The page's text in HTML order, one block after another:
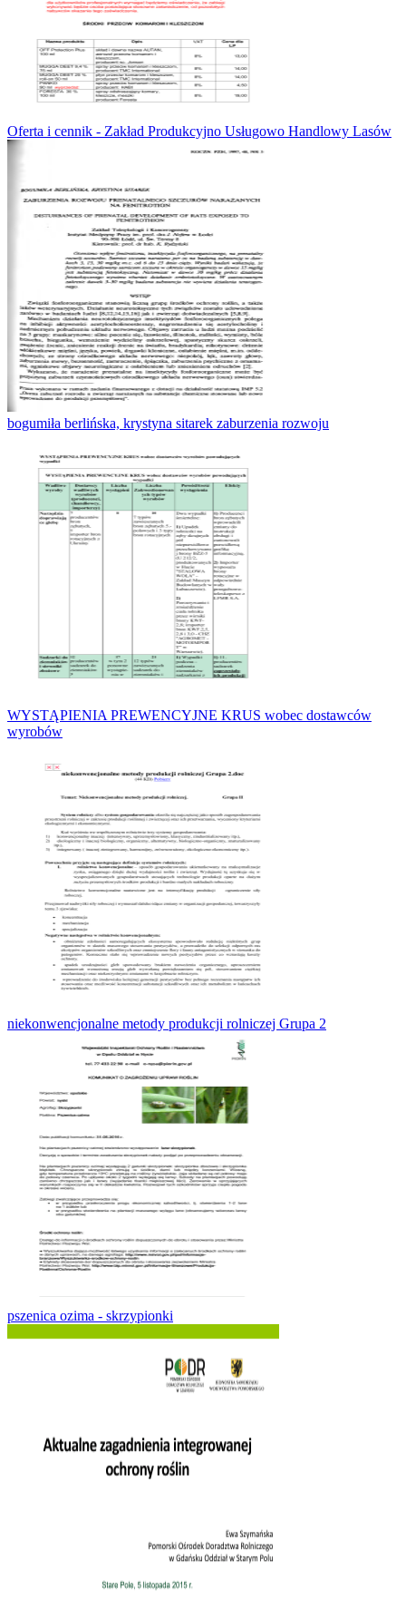
Oferta i cennik - Zakład Produkcyjno Usługowo Handlowy Lasów
bogumiła berlińska, krystyna sitarek zaburzenia rozwoju
WYSTĄPIENIA PREWENCYJNE KRUS wobec dostawców
wyrobów
niekonwencjonalne metody produkcji rolniczej Grupa 2
pszenica ozima - skrzypionki